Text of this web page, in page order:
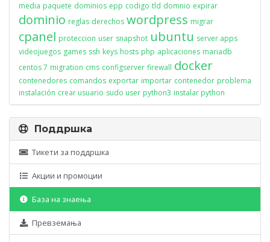
media paquete dominios epp codigo tld domnio expirar
dominio reglas derechos wordpress migrar
cpanel proteccion user snapshot ubuntu server apps
videojuegos games ssh keys hosts php aplicaciones mariadb
centos 7 migration cms configserver firewall docker
contenedores comandos exportar importar contenedor problema
instalación crear usuario sudo user python3 instalar python
Поддршка
Тикети за поддршка
Акции и промоции
База на знаења
Превземања